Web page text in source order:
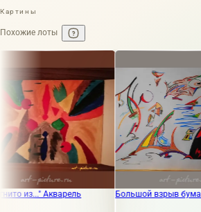
Картины
Похожие лоты
из..." Акварель Большой взрыв бумага,